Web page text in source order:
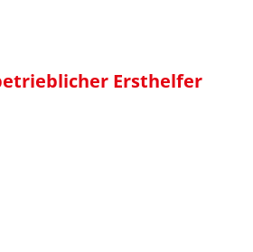
Ersthelfer